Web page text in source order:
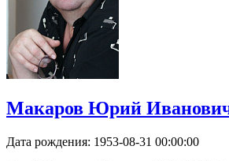
Макаров Юрий
Дата рождения: 1953-08-31 00:00:00